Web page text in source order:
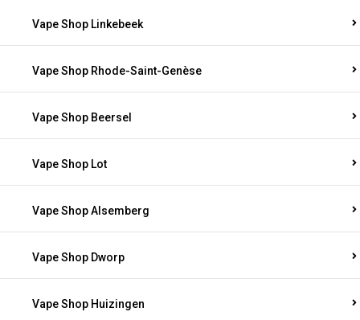
Vape Shop Linkebeek
Vape Shop Rhode-Saint-Genèse
Vape Shop Beersel
Vape Shop Lot
Vape Shop Alsemberg
Vape Shop Dworp
Vape Shop Huizingen